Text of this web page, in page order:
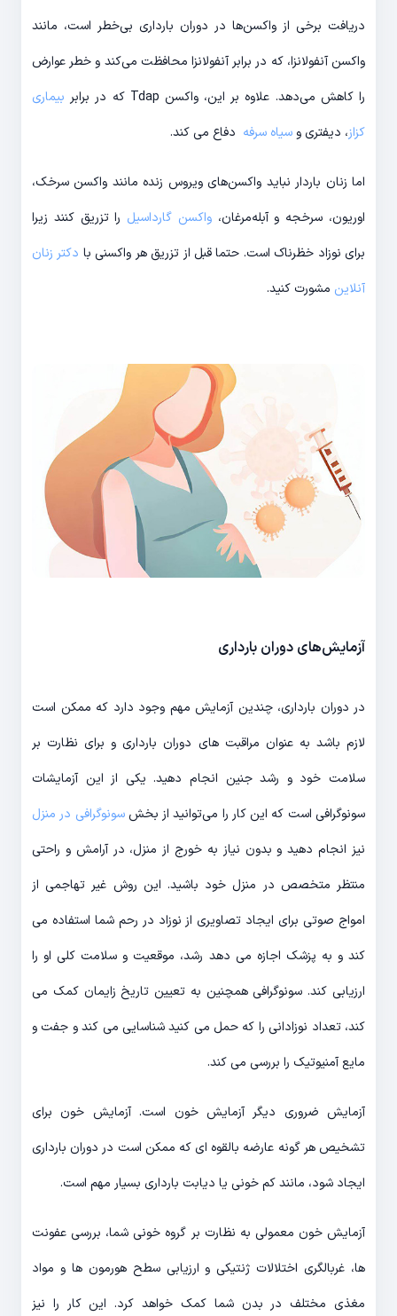
دریافت برخی از واکسن‌ها در دوران بارداری بی‌خطر است، مانند
واکسن آنفولانزا، که در برابر آنفولانزا محافظت می‌کند و خطر عوارض
را کاهش می‌دهد. علاوه بر این، واکسن Tdap که در برابر
بیماری
کزاز، دیفتری و سیاه سرفه دفاع می کند.
اما زنان باردار نباید واکسن‌های ویروس زنده مانند واکسن سرخک،
اوریون، سرخجه و آبله‌مرغان،واکسن گارداسیل را تزریق کنند زیرا
برای نوزاد خظرناک است. حتما قبل از تزریق هر واکسنی با دکتر زنان
آنلاین مشورت کنید.
آزمایش‌های دوران بارداری
در دوران بارداری، چندین آزمایش مهم وجود دارد که ممکن است
لازم باشد به عنوان مراقبت های دوران بارداری و برای نظارت بر
سلامت خود و رشد جنین انجام دهید. یکی از این آزمایشات
سونوگرافی است که این کار را می‌توانید از بخشسونوگرافی در منزل
نیز انجام دهید و بدون نیاز به خورج از منزل، در آرامش و راحتی
منتظر متخصص در منزل خود باشید. این روش غیر تهاجمی از
امواج صوتی برای ایجاد تصاویری از نوزاد در رحم شما استفاده می
کند و به پزشک اجازه می دهد رشد، موقعیت و سلامت کلی او را
ارزیابی کند. سونوگرافی همچنین به تعیین تاریخ زایمان کمک می
کند، تعداد نوزادانی را که حمل می کنید شناسایی می کند و جفت و
مایع آمنیوتیک را بررسی می کند.
آزمایش ضروری دیگر آزمایش خون است. آزمایش خون برای
تشخیص هر گونه عارضه بالقوه ای که ممکن است در دوران بارداری
ایجاد شود، مانند کم خونی یا دیابت بارداری بسیار مهم است.
آزمایش خون معمولی به نظارت بر گروه خونی شما، بررسی عفونت
ها، غربالگری اختلالات ژنتیکی و ارزیابی سطح هورمون ها و مواد
مغذی مختلف در بدن شما کمک خواهد کرد. این کار را نیز